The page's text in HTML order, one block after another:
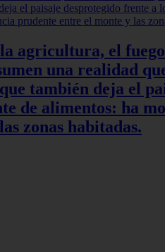
agricultura, el
una realidad
también deja el
de alimentos: ha
zonas habitadas.